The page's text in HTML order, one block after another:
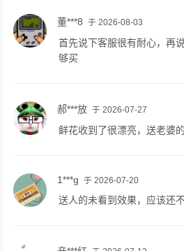
董***8 于 2026-08-03
首先说下客服很有耐心，再
够买
郝***放 于 2026-07-27
鲜花收到了很漂亮，送老婆
1***g 于 2026-07-20
送人的未看到效果，应该还